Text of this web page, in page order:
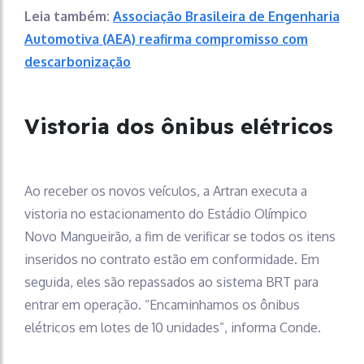
Leia também: Associação Brasileira de Engenharia
Automotiva (AEA​) reafirma compromisso​ com
descarbonização
Vistoria dos ônibus elétricos
Ao receber os novos veículos, a Artran executa a
vistoria no estacionamento do Estádio Olímpico
Novo Mangueirão, a fim de verificar se todos os itens
inseridos no contrato estão em conformidade. Em
seguida, eles são repassados ao sistema BRT para
entrar em operação. “Encaminhamos os ônibus
elétricos em lotes de 10 unidades”, informa Conde.